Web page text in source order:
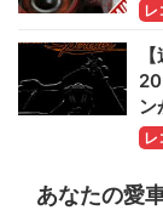
レ
ン
レ
あなたの愛